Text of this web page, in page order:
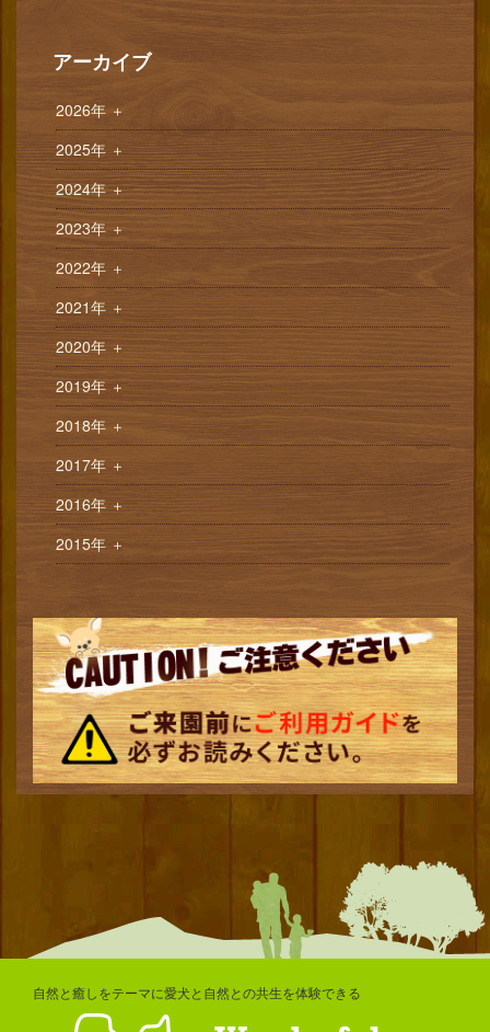
アーカイブ
2026年 ＋
2025年 ＋
2024年＋
2023年 ＋
2022年 ＋
2021年 ＋
2020年 ＋
2019年 ＋
2018年 ＋
2017年 ＋
2016年 ＋
2015年 ＋
自然と癒しをテーマに愛犬と自然との共生を体験できる